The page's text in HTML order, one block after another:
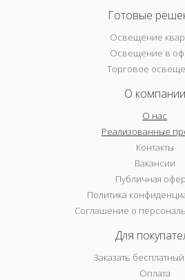
Готовые
Освещение
Освещение в
Торговое
О компании
О нас
Реализованные
Контакты
Вакансии
Публичная
Политика
Соглашение о
Для
Заказать
Оплата